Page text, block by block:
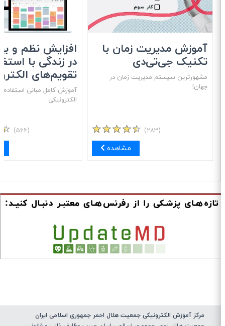
آموزش مدیریت زمان با
تکنیک جی‌تی‌دی
مشهور‌ترین سیستم مدیریت زمان در
جهان!
مشاهده
افزایش نظم و
در زندگی با
تقویم‌های
آموزش کامل مبانی استفاده
الکترونیکی
مرکز آموزش الکترونیکی جمعیت هلال احمر جمهوری اسلامی ایران